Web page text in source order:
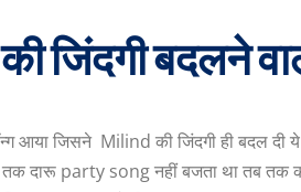
की जिंदगी बदलने
आया जिसने Milind की जिंदगी ही बदल दी
तक दारू party song नहीं बजता था तब